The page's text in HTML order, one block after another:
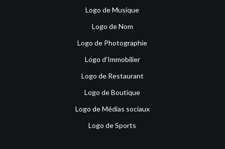
Logo de Musique
Logo de Nom
Logo de Photographie
Logo d'Immobilier
Logo de Restaurant
Logo de Boutique
Logo de Médias sociaux
Logo de Sports